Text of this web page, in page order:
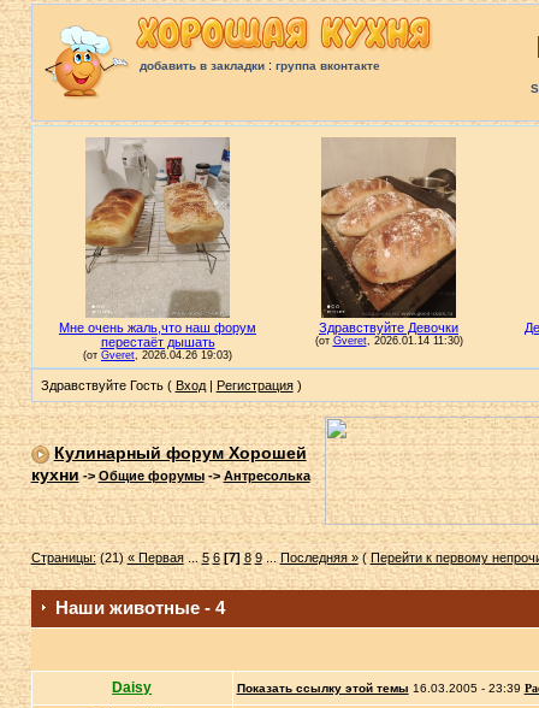
добавить в закладки: группа вконтакте
Здравствуйте Гость ( Вход| Регистрация)
Кулинарный форум Хорошей
кухни->Общие форумы-> Антресолька
Страницы:(21)« Первая...5 6 [7] 8 9...Последняя »(Перейти к первому
Наши животные - 4
Daisy Показать ссылку этой темы 16.03.2005 - 23:39